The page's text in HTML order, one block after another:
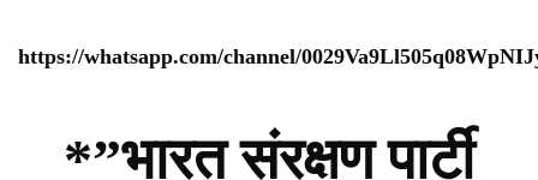
https://whatsapp.com/channel/
*”भारत संरक्षण पार्टी